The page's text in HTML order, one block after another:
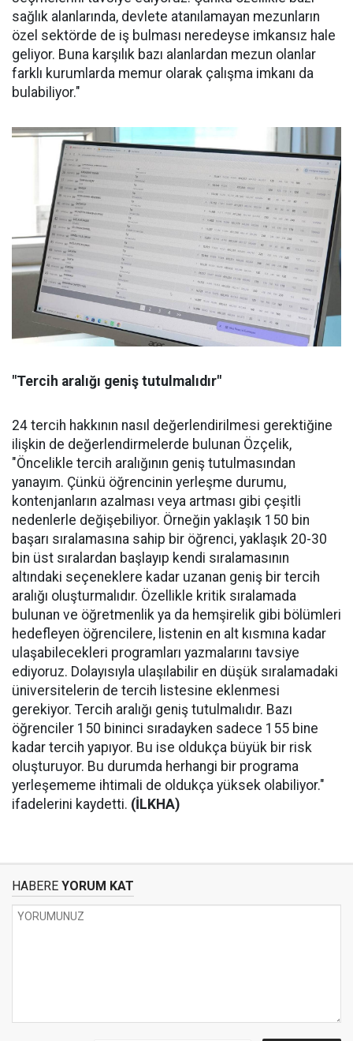
sağlık alanlarında, devlete atanılamayan mezunların
özel sektörde de iş bulması neredeyse imkansız hale
geliyor. Buna karşılık bazı alanlardan mezun olanlar
farklı kurumlarda memur olarak çalışma imkanı da
bulabiliyor."
"Tercih aralığı geniş tutulmalıdır"
24 tercih hakkının nasıl değerlendirilmesi gerektiğine
ilişkin de değerlendirmelerde bulunan Özçelik,
"Öncelikle tercih aralığının geniş tutulmasından
yanayım. Çünkü öğrencinin yerleşme durumu,
kontenjanların azalması veya artması gibi çeşitli
nedenlerle değişebiliyor. Örneğin yaklaşık 150 bin
başarı sıralamasına sahip bir öğrenci, yaklaşık 20-30
bin üst sıralardan başlayıp kendi sıralamasının
altındaki seçeneklere kadar uzanan geniş bir tercih
aralığı oluşturmalıdır. Özellikle kritik sıralamada
bulunan ve öğretmenlik ya da hemşirelik gibi bölümleri
hedefleyen öğrencilere, listenin en alt kısmına kadar
ulaşabilecekleri programları yazmalarını tavsiye
ediyoruz. Dolayısıyla ulaşılabilir en düşük sıralamadaki
üniversitelerin de tercih listesine eklenmesi
gerekiyor. Tercih aralığı geniş tutulmalıdır. Bazı
öğrenciler 150 bininci sıradayken sadece 155 bine
kadar tercih yapıyor. Bu ise oldukça büyük bir risk
oluşturuyor. Bu durumda herhangi bir programa
yerleşememe ihtimali de oldukça yüksek olabiliyor."
ifadelerini kaydetti. (İLKHA)
HABERE YORUM KAT